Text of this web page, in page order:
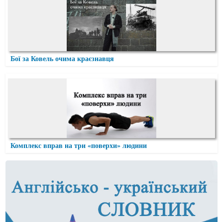
Бої за Ковель очима краєзнавця
Комплекс вправ на три «поверхи» людини